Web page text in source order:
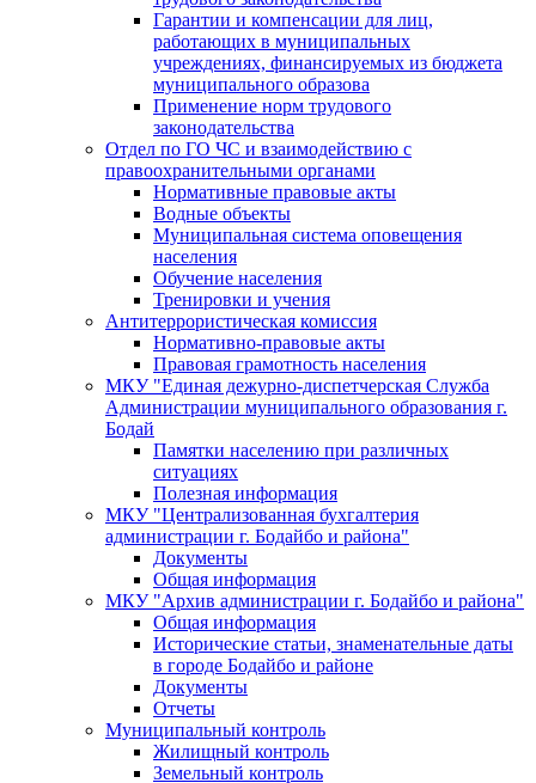
Гарантии и компенсации для лиц,
работающих в муниципальных
учреждениях, финансируемых из бюджета
муниципального образова
Применение норм трудового
законодательства
Отдел по ГО ЧС и взаимодействию с
правоохранительными органами
Нормативные правовые акты
Водные объекты
Муниципальная система оповещения
населения
Обучение населения
Тренировки и учения
Антитеррористическая комиссия
Нормативно-правовые акты
Правовая грамотность населения
МКУ "Единая дежурно-диспетчерская Служба
Администрации муниципального образования г.
Бодай
Памятки населению при различных
ситуациях
Полезная информация
МКУ "Централизованная бухгалтерия
администрации г. Бодайбо и района"
Документы
Общая информация
МКУ "Архив администрации г. Бодайбо и района"
Общая информация
Исторические статьи, знаменательные даты
в городе Бодайбо и районе
Документы
Отчеты
Муниципальный контроль
Жилищный контроль
Земельный контроль